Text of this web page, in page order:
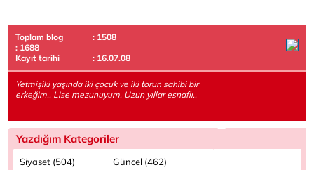
Toplam blog
: 1508
: 1688
Kayıt tarihi
: 16.07.08
Yetmişiki yaşında iki çocuk ve iki torun sahibi bir
erkeğim.. Lise mezunuyum. Uzun yıllar esnaflı..
Yazdığım Kategoriler
Siyaset (504)
Güncel (462)